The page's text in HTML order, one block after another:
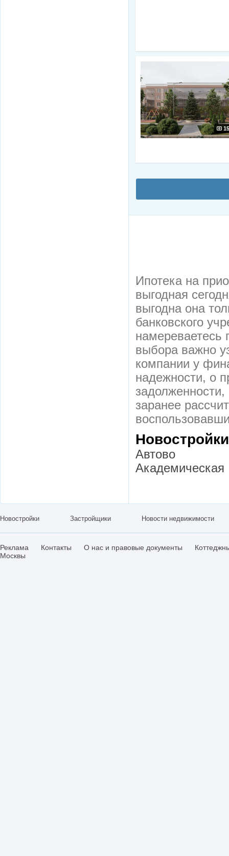
Ипотека на
выгодная
выгодна она
банковского
намереваетесь
выбора важно
компании у
надежности, о
заранее
Автово
Академическая
Новостройки Застройщики Новости недвижимости
Реклама Контакты О нас и правовые документы
Москвы